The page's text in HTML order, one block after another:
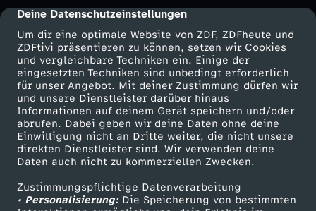
cmp-dialog-description
Deine Datenschutzeinstellungen
Um dir eine optimale Website von ZDF, ZDFheute und
ZDFtivi präsentieren zu können, setzen wir Cookies
und vergleichbare Techniken ein. Einige der
eingesetzten Techniken sind unbedingt erforderlich
für unser Angebot. Mit deiner Zustimmung dürfen wir
und unsere Dienstleister darüber hinaus
Informationen auf deinem Gerät speichern und/oder
abrufen. Dabei geben wir deine Daten ohne deine
Einwilligung nicht an Dritte weiter, die nicht unsere
direkten Dienstleister sind. Wir verwenden deine
Daten auch nicht zu kommerziellen Zwecken.
Zustimmungspflichtige Datenverarbeitung
• Personalisierung:Die Speicherung von bestimmten
B
e
s
t
r
a
Mehr ZDF
ZDF-Apps
Smart TV
ZDFtext
Livestreams
Service
ZDFmitreden
Kontakt zum ZDF
Tickets
Zuschauerservice